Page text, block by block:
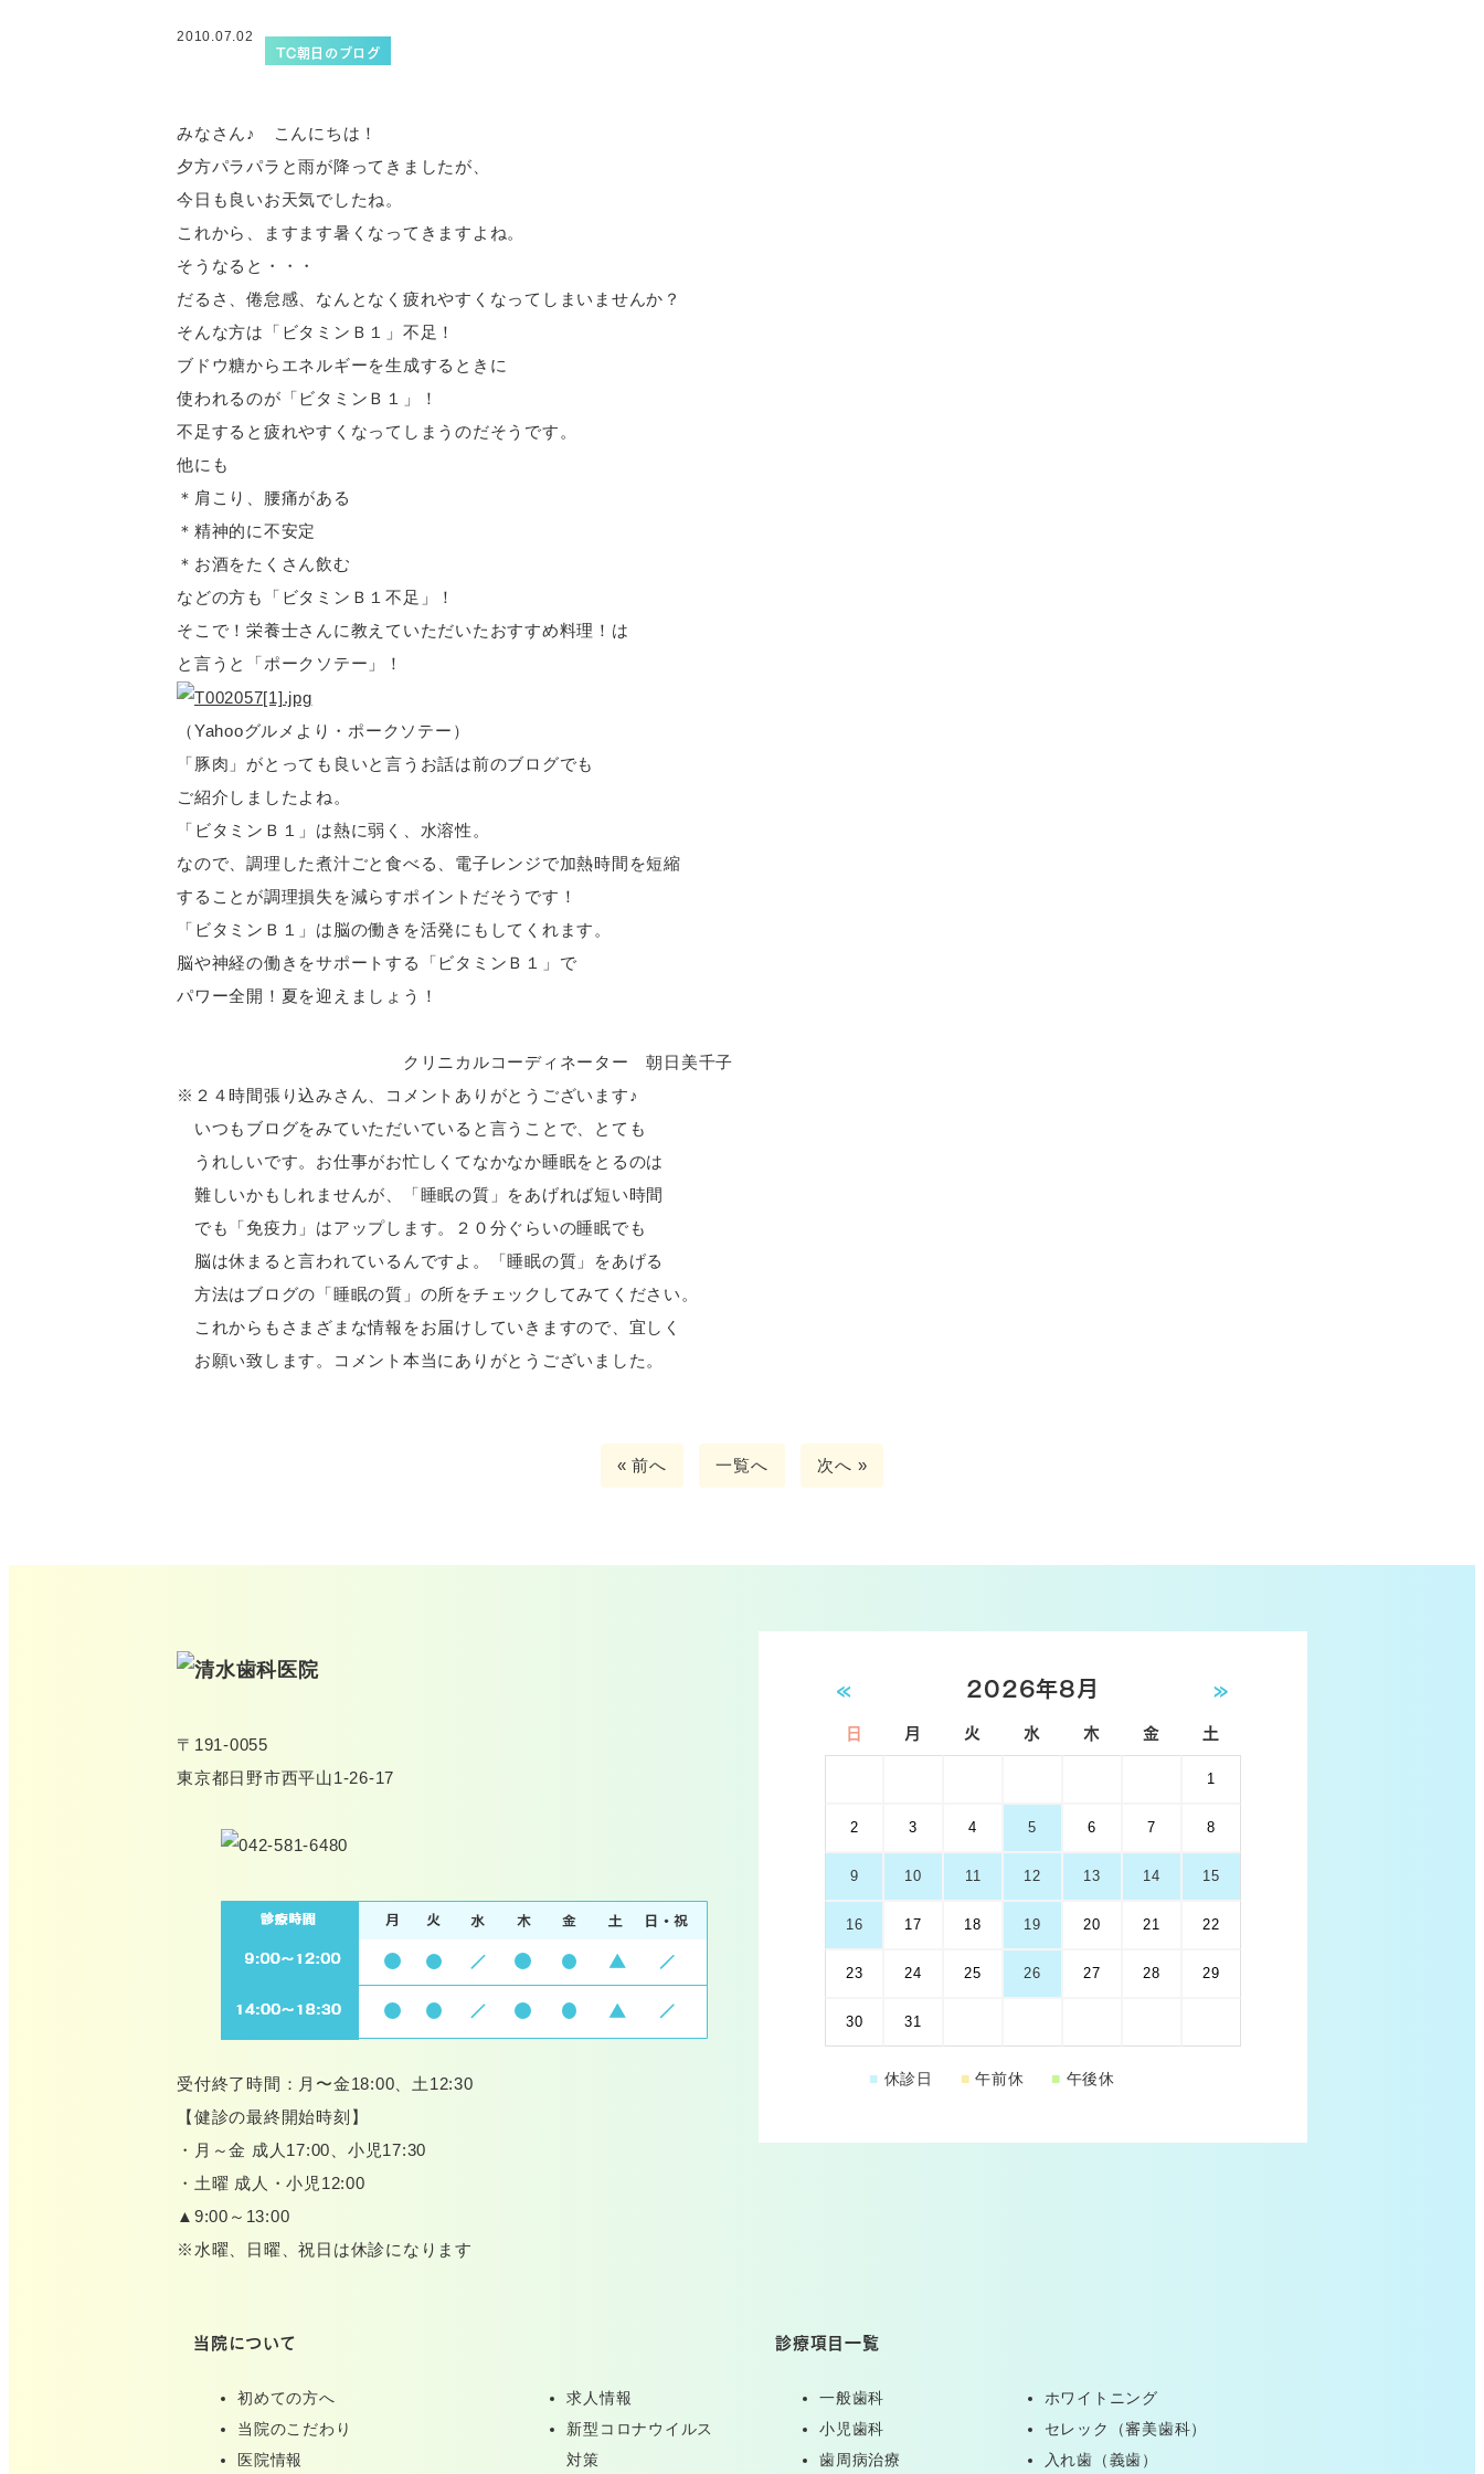
2010.07.02
TC朝日のブログ
みなさん♪ こんにちは！
夕方パラパラと雨が降ってきましたが、
今日も良いお天気でしたね。
これから、ますます暑くなってきますよね。
そうなると・・・
だるさ、倦怠感、なんとなく疲れやすくなってしまいませんか？
そんな方は「ビタミンＢ１」不足！
ブドウ糖からエネルギーを生成するときに
使われるのが「ビタミンＢ１」！
不足すると疲れやすくなってしまうのだそうです。
他にも
＊肩こり、腰痛がある
＊精神的に不安定
＊お酒をたくさん飲む
などの方も「ビタミンＢ１不足」！
そこで！栄養士さんに教えていただいたおすすめ料理！は
と言うと「ポークソテー」！
（Yahooグルメより・ポークソテー）
「豚肉」がとっても良いと言うお話は前のブログでも
ご紹介しましたよね。
「ビタミンＢ１」は熱に弱く、水溶性。
なので、調理した煮汁ごと食べる、電子レンジで加熱時間を短縮
することが調理損失を減らすポイントだそうです！
「ビタミンＢ１」は脳の働きを活発にもしてくれます。
脳や神経の働きをサポートする「ビタミンＢ１」で
パワー全開！夏を迎えましょう！
クリニカルコーディネーター 朝日美千子
※２４時間張り込みさん、コメントありがとうございます♪
いつもブログをみていただいていると言うことで、とても
うれしいです。お仕事がお忙しくてなかなか睡眠をとるのは
難しいかもしれませんが、「睡眠の質」をあげれば短い時間
でも「免疫力」はアップします。２０分ぐらいの睡眠でも
脳は休まると言われているんですよ。「睡眠の質」をあげる
方法はブログの「睡眠の質」の所をチェックしてみてください。
これからもさまざまな情報をお届けしていきますので、宜しく
お願い致します。コメント本当にありがとうございました。
« 前へ 一覧へ 次へ »
〒191-0055
東京都日野市西平山1-26-17
受付終了時間：月〜金18:00、土12:30
【健診の最終開始時刻】
・月～金 成人17:00、小児17:30
・土曜 成人・小児12:00
▲9:00～13:00
※水曜、日曜、祝日は休診になります
« 2026年8月 »
日 月 火 水 木 金 土
1
2 3 4 5 6 7 8
9 10 11 12 13 14 15
16 17 18 19 20 21 22
23 24 25 26 27 28 29
30 31
■ 休診日 ■ 午前休 ■ 午後休
当院について
初めての方へ
当院のこだわり
医院情報
求人情報
新型コロナウイルス
対策
診療項目一覧
一般歯科
小児歯科
歯周病治療
ホワイトニング
セレック（審美歯科）
入れ歯（義歯）